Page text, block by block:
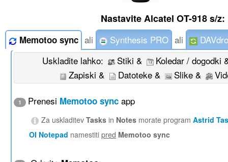
Nastavite Alcatel OT-918 s/z:
Memotoo sync ali Synthesis PRO ali
Uskladite lahko:
Stiki &
Koledar / dogodki
Zapiski &
Datoteke & Slike &
1 Prenesi Memotoo sync app
Za uskladitevTasks in Notes morate programAstrid
OI Notepad namestitipred Memotoo sync